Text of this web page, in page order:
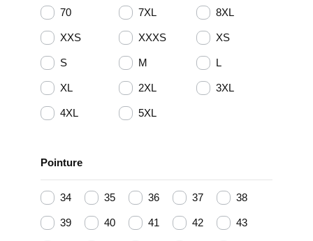
70 7XL 8XL
XXS XXXS XS
S M L
XL 2XL 3XL
4XL 5XL
Pointure
34 35 36 37 38
39 40 41 42 43